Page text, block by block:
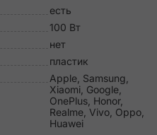
есть
100 Вт
нет
пластик
Apple, Samsung,
Xiaomi, Google,
OnePlus, Honor,
Realme, Vivo, Oppo,
Huawei